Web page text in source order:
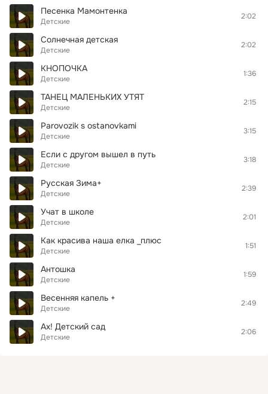
Песенка Мамонтенка
Детские
2:02
Солнечная детская
Детские
2:02
КНОПОЧКА
Детские
1:36
ТАНЕЦ МАЛЕНЬКИХ УТЯТ
Детские
2:15
Parovozik s ostanovkami
Детские
3:15
Если с другом вышел в путь
Детские
3:18
Русская Зима+
Детские
2:39
Учат в школе
Детские
2:01
Как красива наша елка _плюс
Детские
1:51
Антошка
Детские
1:59
Весенняя капель +
Детские
2:49
Ах! Детский сад
Детские
2:06